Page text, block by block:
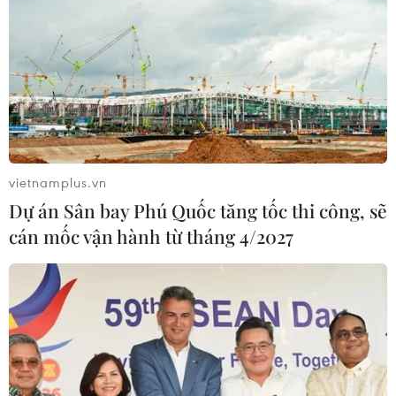
05/08/2026 07:16
Xem thêm
CƠ QUAN CHỦ QUẢN: THÔNG TẤN XÃ VIỆT NAM
Tổng Biên tập: TRẦN TIẾN DUẨN
Phó Tổng Biên tập: NGUYỄN THỊ TÁM, KHÚC THANH
THỦY
Sở hữu trí tuệ
Quy định sử dụng
vietnamplus.vn
Dự án Sân bay Phú Quốc tăng tốc thi công, sẽ
cán mốc vận hành từ tháng 4/2027